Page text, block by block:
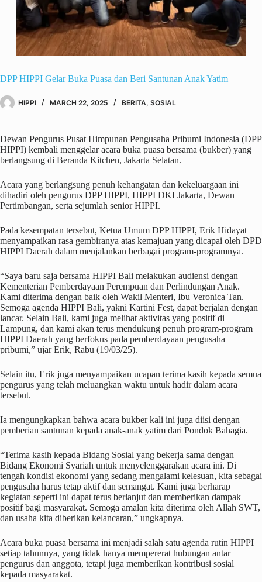
DPP HIPPI Gelar Buka Puasa dan Beri Santunan Anak Yatim
HIPPI MARCH 22, 2025 BERITA, SOSIAL
Dewan Pengurus Pusat Himpunan Pengusaha Pribumi Indonesia (DPP
HIPPI) kembali menggelar acara buka puasa bersama (bukber) yang
berlangsung di Beranda Kitchen, Jakarta Selatan.
Acara yang berlangsung penuh kehangatan dan kekeluargaan ini
dihadiri oleh pengurus DPP HIPPI, HIPPI DKI Jakarta, Dewan
Pertimbangan, serta sejumlah senior HIPPI.
Pada kesempatan tersebut, Ketua Umum DPP HIPPI, Erik Hidayat
menyampaikan rasa gembiranya atas kemajuan yang dicapai oleh DPD
HIPPI Daerah dalam menjalankan berbagai program-programnya.
“Saya baru saja bersama HIPPI Bali melakukan audiensi dengan
Kementerian Pemberdayaan Perempuan dan Perlindungan Anak.
Kami diterima dengan baik oleh Wakil Menteri, Ibu Veronica Tan.
Semoga agenda HIPPI Bali, yakni Kartini Fest, dapat berjalan dengan
lancar. Selain Bali, kami juga melihat aktivitas yang positif di
Lampung, dan kami akan terus mendukung penuh program-program
HIPPI Daerah yang berfokus pada pemberdayaan pengusaha
pribumi,” ujar Erik, Rabu (19/03/25).
Selain itu, Erik juga menyampaikan ucapan terima kasih kepada semua
pengurus yang telah meluangkan waktu untuk hadir dalam acara
tersebut.
Ia mengungkapkan bahwa acara bukber kali ini juga diisi dengan
pemberian santunan kepada anak-anak yatim dari Pondok Bahagia.
“Terima kasih kepada Bidang Sosial yang bekerja sama dengan
Bidang Ekonomi Syariah untuk menyelenggarakan acara ini. Di
tengah kondisi ekonomi yang sedang mengalami kelesuan, kita sebagai
pengusaha harus tetap aktif dan semangat. Kami juga berharap
kegiatan seperti ini dapat terus berlanjut dan memberikan dampak
positif bagi masyarakat. Semoga amalan kita diterima oleh Allah SWT,
dan usaha kita diberikan kelancaran,” ungkapnya.
Acara buka puasa bersama ini menjadi salah satu agenda rutin HIPPI
setiap tahunnya, yang tidak hanya mempererat hubungan antar
pengurus dan anggota, tetapi juga memberikan kontribusi sosial
kepada masyarakat.